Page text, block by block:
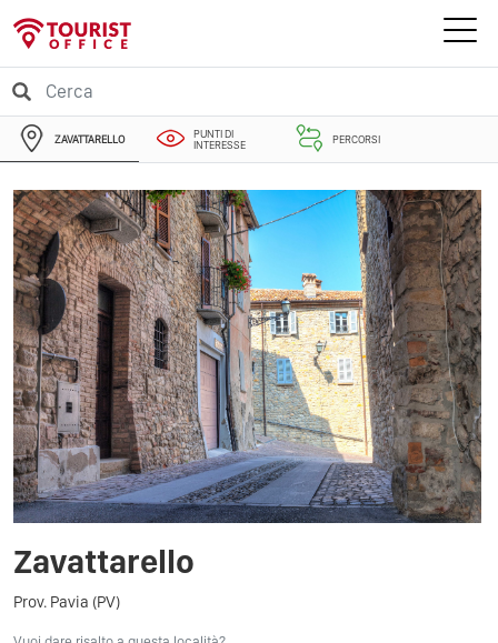
ZAVATTARELLO
PUNTI DI
INTERESSE
PERCORSI
Zavattarello
Prov. Pavia (PV)